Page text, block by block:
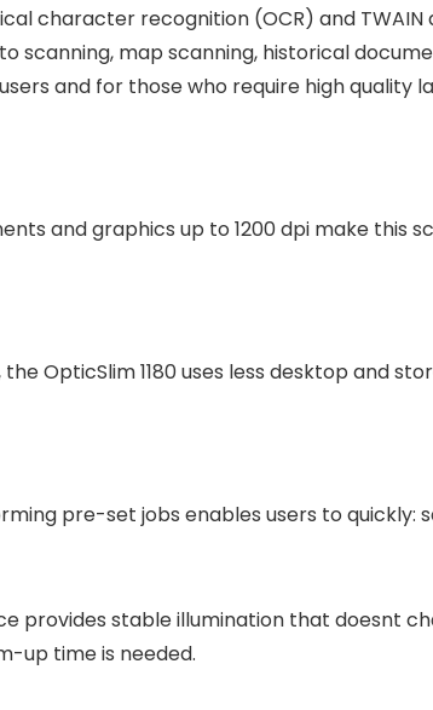
character recognition (OCR) and
scanning, map scanning, historical
and for those who require high quality
and graphics up to 1200 dpi make
OpticSlim 1180 uses less desktop and
pre-set jobs enables users to quickly:
provides stable illumination that doesnt
up time is needed.